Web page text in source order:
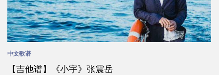
中文歌谱
【吉他谱】《小宇》张震岳